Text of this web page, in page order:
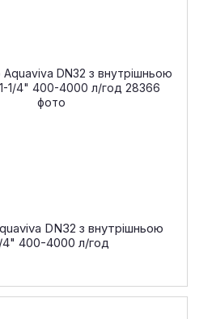
DN32 з внутрішньою
4" 400-4000 л/год